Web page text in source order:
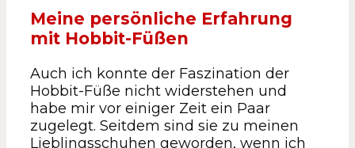
Meine persönliche Erfahrung
mit Hobbit-Füßen
Auch ich konnte der Faszination der
Hobbit-Füße nicht widerstehen und
habe mir vor einiger Zeit ein Paar
zugelegt. Seitdem sind sie zu meinen
Lieblingsschuhen geworden, wenn ich